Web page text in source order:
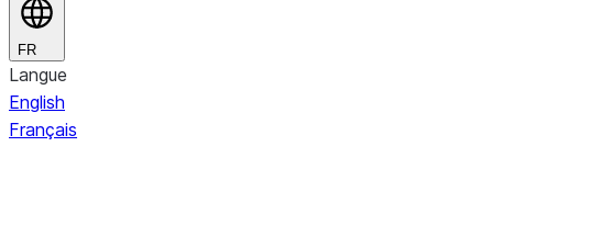
FR
Langue
English
Français